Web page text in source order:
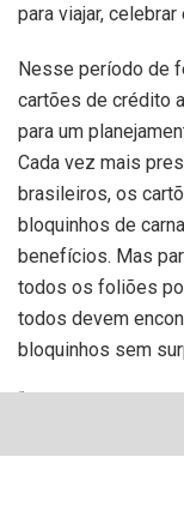
para viajar,
Nesse período de
cartões de crédito
para um
Cada vez mais
brasileiros, os
bloquinhos de
benefícios. Mas
todos os foliões
todos devem
bloquinhos sem
“O Carnaval é um
garantir que os
máximo sem se